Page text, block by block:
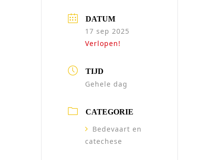
DATUM
17 sep 2025
Verlopen!
TIJD
Gehele dag
CATEGORIE
Bedevaart en
catechese